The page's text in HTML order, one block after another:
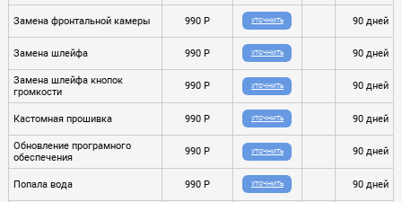
Замена фронтальной камеры 990 P УТОЧНИТЬ 90 дней
Замена шлейфа 990 P УТОЧНИТЬ 90 дней
Замена шлейфа кнопок
громкости
990 P УТОЧНИТЬ 90 дней
Кастомная прошивка 990 P УТОЧНИТЬ 90 дней
Обновление програмного
обеспечения
990 P УТОЧНИТЬ 90 дней
Попала вода 990 P УТОЧНИТЬ 90 дней